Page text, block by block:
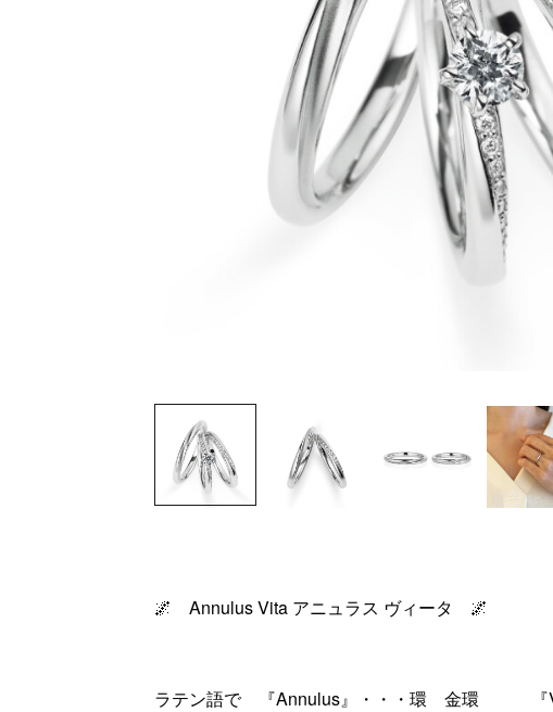
🌌 Annulus Vita アニュラス ヴィータ 🌌
ラテン語で 『Annulus』・・・環 金環 『